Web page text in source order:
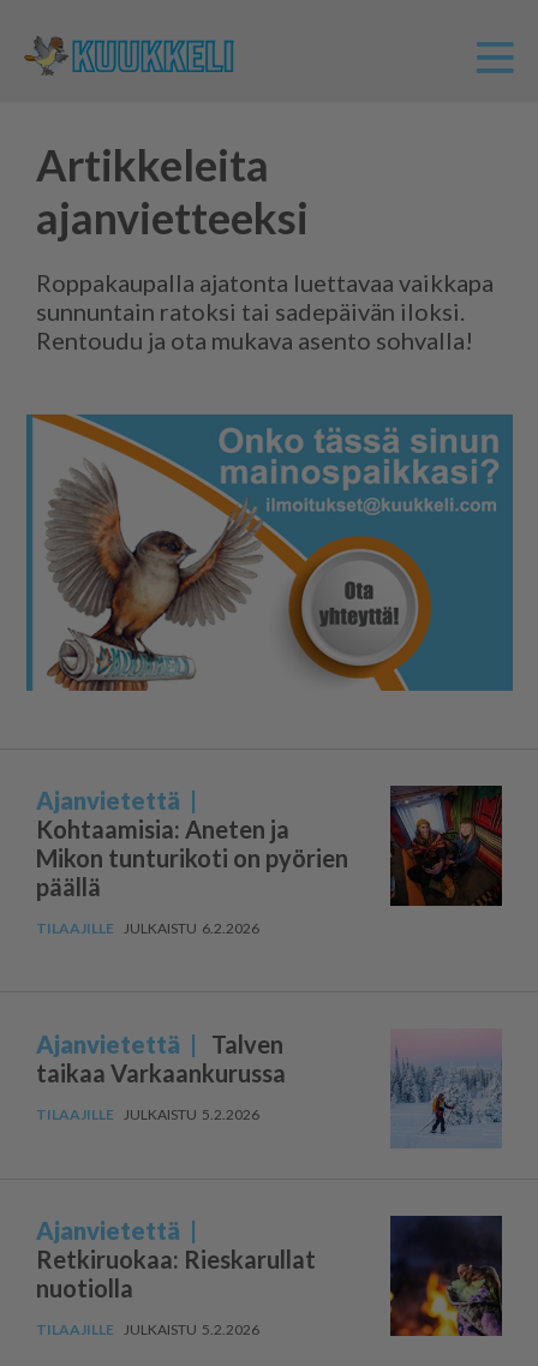
Artikkeleita
ajanvietteeksi
Roppakaupalla ajatonta luettavaa vaikkapa
sunnuntain ratoksi tai sadepäivän iloksi.
Rentoudu ja ota mukava asento sohvalla!
Ajanvietettä
Kohtaamisia: Aneten ja
Mikon tunturikoti on pyörien
päällä
6.2.2026
Ajanvietettä
Talven
taikaa Varkaankurussa
5.2.2026
Ajanvietettä
Retkiruokaa: Rieskarullat
nuotiolla
5.2.2026